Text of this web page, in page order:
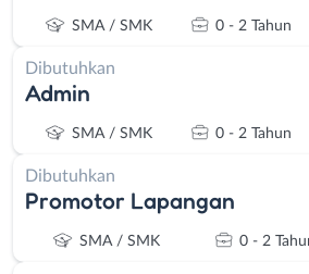
SMA / SMK 0 - 2 Tahun
Dibutuhkan
Admin
SMA / SMK 0 - 2 Tahun
Dibutuhkan
Promotor Lapangan
SMA / SMK 0 - 2